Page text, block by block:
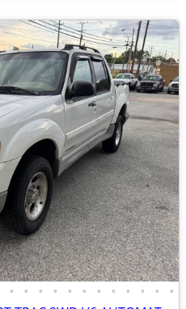
• • • • • • • • • • • •